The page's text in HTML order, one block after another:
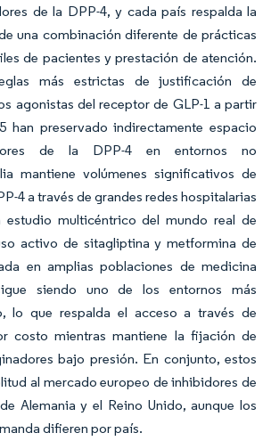
de la DPP-4, y cada país respalda la
una combinación diferente de prácticas
de pacientes y prestación de atención.
más estrictas de justificación de
agonistas del receptor de GLP-1 a partir
han preservado indirectamente espacio
de la DPP-4 en entornos no
mantiene volúmenes significativos de
4 a través de grandes redes hospitalarias
estudio multicéntrico del mundo real de
activo de sitagliptina y metformina de
en amplias poblaciones de medicina
siendo uno de los entornos más
lo que respalda el acceso a través de
costo mientras mantiene la fijación de
bajo presión. En conjunto, estos
al mercado europeo de inhibidores de
Alemania y el Reino Unido, aunque los
difieren por país.